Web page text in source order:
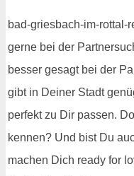
bad-griesbach-im-rottal-
gerne bei der
besser gesagt bei der
gibt in Deiner Stadt
perfekt zu Dir passen.
kennen? Und bist Du
machen Dich ready for